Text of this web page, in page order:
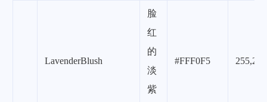
LavenderBlush
脸
红
的
淡
紫
#FFF0F5